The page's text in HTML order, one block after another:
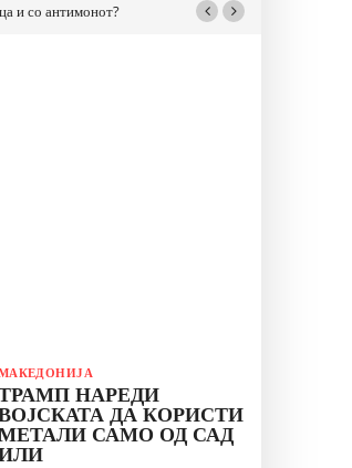
со антимонот?
НАРЕДИ
ДА КОРИСТИ
САМО ОД САД